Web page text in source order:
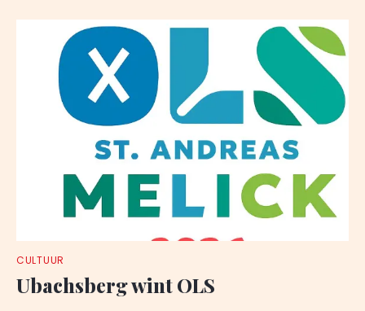
CULTUUR
Ubachsberg wint OLS